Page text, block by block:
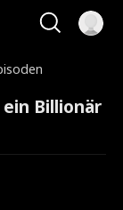
Billionär